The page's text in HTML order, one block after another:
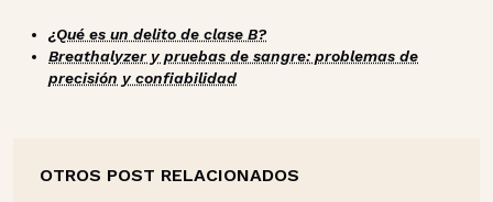
¿Qué es un delito de clase B?
Breathalyzer y pruebas de sangre: problemas de
precisión y confiabilidad
OTROS POST RELACIONADOS